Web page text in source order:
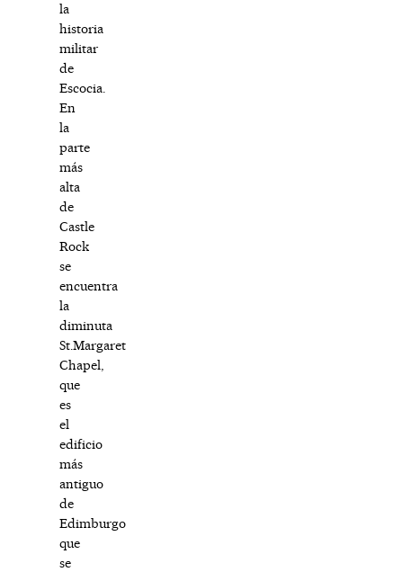
la
historia
militar
de
Escocia.
En
la
parte
más
alta
de
Castle
Rock
se
encuentra
la
diminuta
St.Margaret
Chapel,
que
es
el
edificio
más
antiguo
de
Edimburgo
que
se